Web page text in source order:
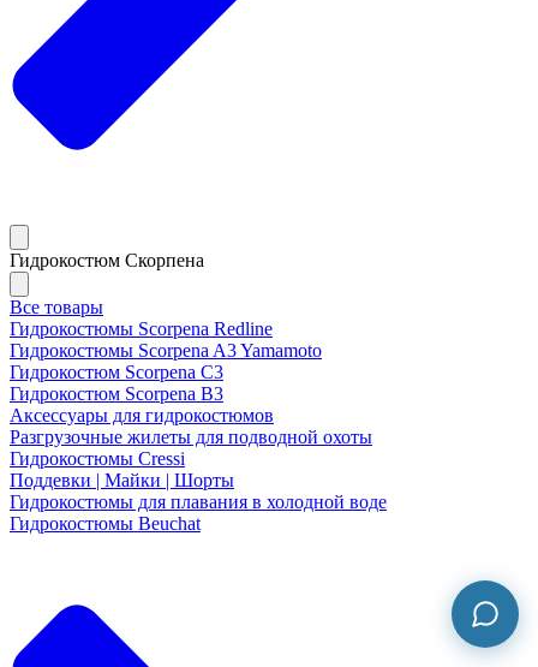
Гидрокостюм Скорпена
Все товары
Гидрокостюмы Scorpena Redline
Гидрокостюмы Scorpena A3 Yamamoto
Гидрокостюм Scorpena C3
Гидрокостюм Scorpena B3
Аксессуары для гидрокостюмов
Разгрузочные жилеты для подводной охоты
Гидрокостюмы Cressi
Поддевки | Майки | Шорты
Гидрокостюмы для плавания в холодной воде
Гидрокостюмы Beuchat